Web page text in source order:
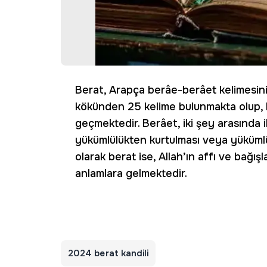
Berat, Arapça berâe-berâet
kökünden 25 kelime bulunmakta
geçmektedir. Berâet, iki şey arasında
yükümlülükten kurtulması veya
olarak berat ise, Allah’ın affı ve
anlamlara gelmektedir.
2024 berat kandili